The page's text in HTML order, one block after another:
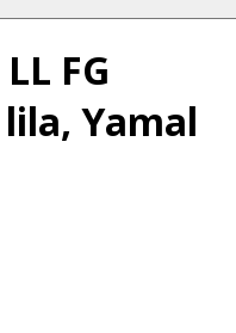
FG
Yamal